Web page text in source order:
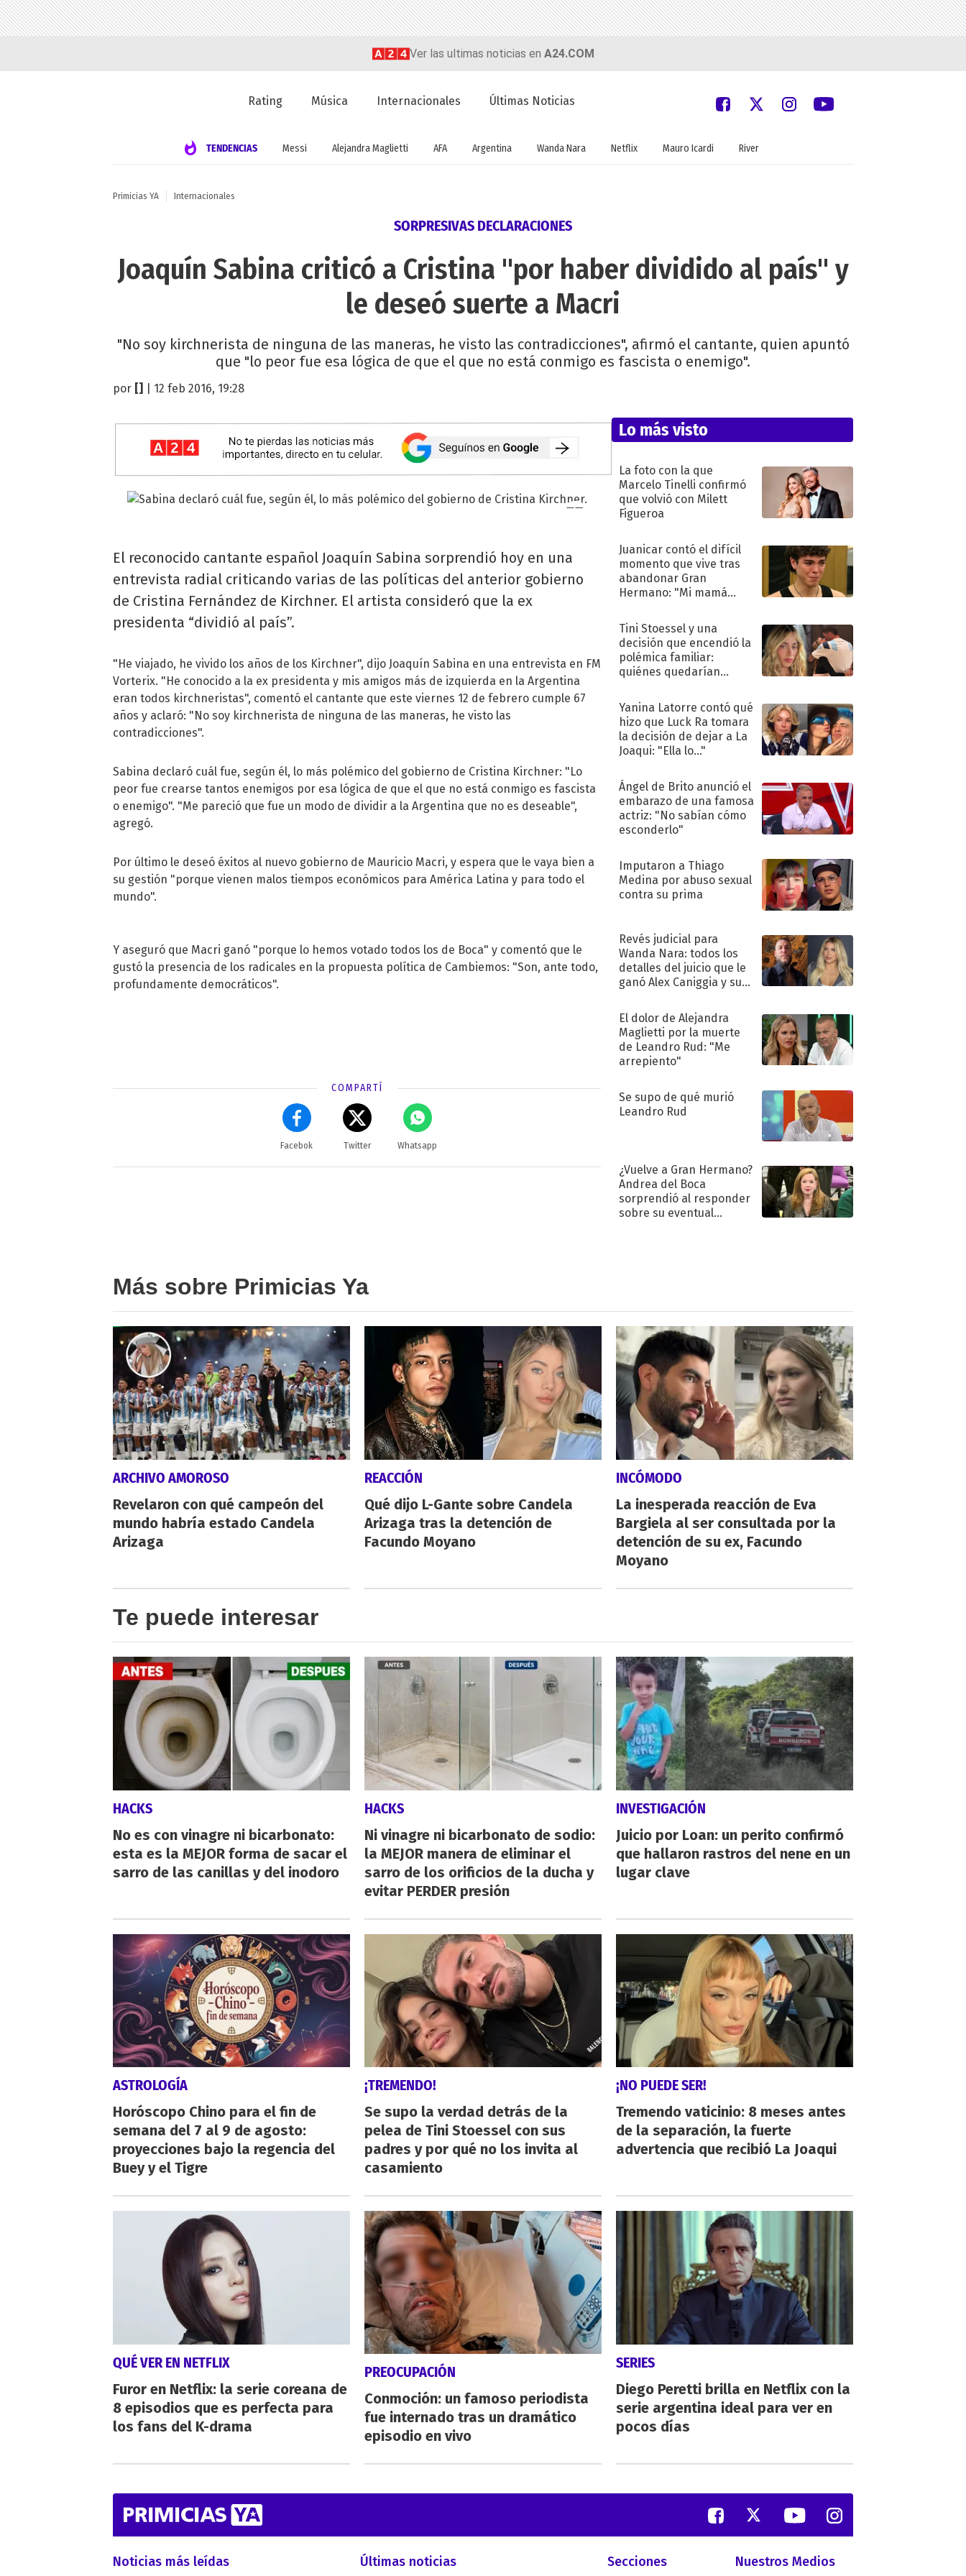
Ver las ultimas noticias en A24.COM
Rating Música Internacionales Últimas Noticias
TENDENCIAS Messi Alejandra Maglietti AFA Argentina Wanda Nara Netflix Mauro Icardi River
Primicias YA Internacionales
SORPRESIVAS DECLARACIONES
Joaquín Sabina criticó a Cristina "por haber dividido al país" y
le deseó suerte a Macri
"No soy kirchnerista de ninguna de las maneras, he visto las contradicciones", afirmó el cantante, quien apuntó
que "lo peor fue esa lógica de que el que no está conmigo es fascista o enemigo".
por | 12 feb 2016, 19:28
El reconocido cantante español Joaquín Sabina sorprendió hoy en una
entrevista radial criticando varias de las políticas del anterior gobierno
de Cristina Fernández de Kirchner. El artista consideró que la ex
presidenta “dividió al país”.
"He viajado, he vivido los años de los Kirchner", dijo Joaquín Sabina en una entrevista en FM
Vorterix. "He conocido a la ex presidenta y mis amigos más de izquierda en la Argentina
eran todos kirchneristas", comentó el cantante que este viernes 12 de febrero cumple 67
años y aclaró: "No soy kirchnerista de ninguna de las maneras, he visto las
contradicciones".
Sabina declaró cuál fue, según él, lo más polémico del gobierno de Cristina Kirchner: "Lo
peor fue crearse tantos enemigos por esa lógica de que el que no está conmigo es fascista
o enemigo". "Me pareció que fue un modo de dividir a la Argentina que no es deseable",
agregó.
Por último le deseó éxitos al nuevo gobierno de Mauricio Macri, y espera que le vaya bien a
su gestión "porque vienen malos tiempos económicos para América Latina y para todo el
mundo".
Y aseguró que Macri ganó "porque lo hemos votado todos los de Boca" y comentó que le
gustó la presencia de los radicales en la propuesta política de Cambiemos: "Son, ante todo,
profundamente democráticos".
COMPARTÍ
Facebok Twitter Whatsapp
Lo más visto
La foto con la que
Marcelo Tinelli confirmó
que volvió con Milett
Figueroa
Juanicar contó el difícil
momento que vive tras
abandonar Gran
Hermano: "Mi mamá
Tini Stoessel y una
decisión que encendió la
polémica familiar:
quiénes quedarían
Yanina Latorre contó qué
hizo que Luck Ra tomara
la decisión de dejar a La
Joaqui: "Ella lo..."
Ángel de Brito anunció el
embarazo de una famosa
actriz: "No sabían cómo
esconderlo"
Imputaron a Thiago
Medina por abuso sexual
contra su prima
Revés judicial para
Wanda Nara: todos los
detalles del juicio que le
ganó Alex Caniggia y sus
El dolor de Alejandra
Maglietti por la muerte
de Leandro Rud: "Me
arrepiento"
Se supo de qué murió
Leandro Rud
¿Vuelve a Gran Hermano?
Andrea del Boca
sorprendió al responder
sobre su eventual
Más sobre Primicias Ya
ARCHIVO AMOROSO
Revelaron con qué campeón del
mundo habría estado Candela
Arizaga
REACCIÓN
Qué dijo L-Gante sobre Candela
Arizaga tras la detención de
Facundo Moyano
INCÓMODO
La inesperada reacción de Eva
Bargiela al ser consultada por la
detención de su ex, Facundo
Moyano
Te puede interesar
HACKS
No es con vinagre ni bicarbonato:
esta es la MEJOR forma de sacar el
sarro de las canillas y del inodoro
HACKS
Ni vinagre ni bicarbonato de sodio:
la MEJOR manera de eliminar el
sarro de los orificios de la ducha y
evitar PERDER presión
INVESTIGACIÓN
Juicio por Loan: un perito confirmó
que hallaron rastros del nene en un
lugar clave
ASTROLOGÍA
Horóscopo Chino para el fin de
semana del 7 al 9 de agosto:
proyecciones bajo la regencia del
Buey y el Tigre
¡TREMENDO!
Se supo la verdad detrás de la
pelea de Tini Stoessel con sus
padres y por qué no los invita al
casamiento
¡NO PUEDE SER!
Tremendo vaticinio: 8 meses antes
de la separación, la fuerte
advertencia que recibió La Joaqui
QUÉ VER EN NETFLIX
Furor en Netflix: la serie coreana de
8 episodios que es perfecta para
los fans del K-drama
PREOCUPACIÓN
Conmoción: un famoso periodista
fue internado tras un dramático
episodio en vivo
SERIES
Diego Peretti brilla en Netflix con la
serie argentina ideal para ver en
pocos días
Noticias más leídas Últimas noticias Secciones Nuestros Medios